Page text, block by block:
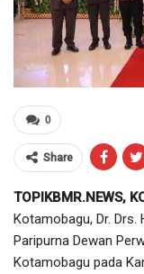
0
Share
TOPIKBMR.NEWS,
Kotamobagu, Dr. Drs.
Paripurna Dewan
Kotamobagu pada